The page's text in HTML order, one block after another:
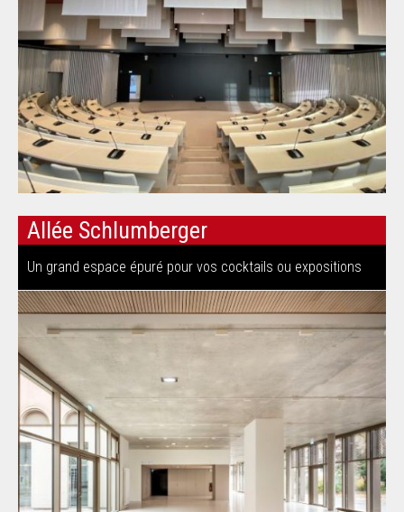
Allée Schlumberger
Un grand espace épuré pour vos cocktails ou expositions